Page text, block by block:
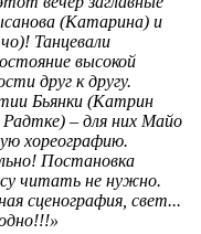
(Катарина) и
Танцевали
высокой
друг к другу.
Бьянки (Катрин
– для них Майо
хореографию.
Постановка
читать не нужно.
сценография, свет...